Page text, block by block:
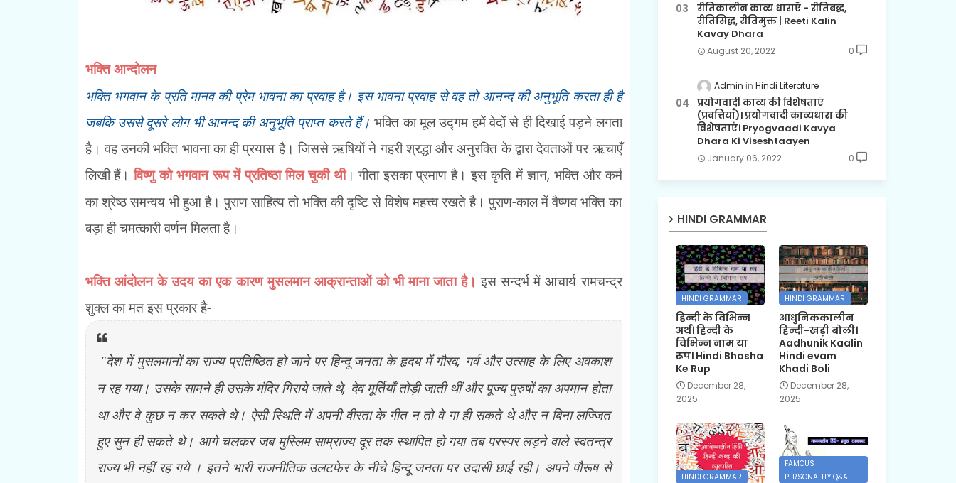
भक्ति आन्दोलन
भक्ति भगवान के प्रति मानव की प्रेम भावना का प्रवाह है। इस भावना प्रवाह से वह तो आनन्द की अनुभूति करता ही है
जबकि उससे दूसरे लोग भी आनन्द की अनुभूति प्राप्त करते हैं।भक्ति का मूल उद्गम हमें वेदों से ही दिखाई पड़ने लगता
है। वह उनकी भक्ति भावना का ही प्रयास है। जिससे ऋषियों ने गहरी श्रद्धा और अनुरक्ति के द्वारा देवताओं पर ऋचाएँ
लिखी हैं।विष्णु को भगवान रूप में प्रतिष्ठा मिल चुकी थी। गीता इसका प्रमाण है। इस कृति में ज्ञान, भक्ति और कर्म
का श्रेष्ठ समन्वय भी हुआ है। पुराण साहित्य तो भक्ति की दृष्टि से विशेष महत्त्व रखते है। पुराण-काल में वैष्णव भक्ति का
बड़ा ही चमत्कारी वर्णन मिलता है।
भक्ति आंदोलन के उदय का एक कारण मुसलमान आक्रान्ताओं को भी माना जाता है। इस सन्दर्भ में आचार्य रामचन्द्र
शुक्ल का मत इस प्रकार है-
"देश में मुसलमानों का राज्य प्रतिष्ठित हो जाने पर हिन्दू जनता के हृदय में गौरव, गर्व और उत्साह के लिए अवकाश
न रह गया। उसके सामने ही उसके मंदिर गिराये जाते थे, देव मूर्तियाँ तोड़ी जाती थीं और पूज्य पुरुषों का अपमान होता
था और वे कुछ न कर सकते थे। ऐसी स्थिति में अपनी वीरता के गीत न तो वे गा ही सकते थे और न बिना लज्जित
हुए सुन ही सकते थे। आगे चलकर जब मुस्लिम साम्राज्य दूर तक स्थापित हो गया तब परस्पर लड़ने वाले स्वतन्त्र
राज्य भी नहीं रह गये । इतने भारी राजनीतिक उलटफेर के नीचे हिन्दू जनता पर उदासी छाई रही। अपने पौरूष से
रीतिकालीन काव्य धाराएँ - रीतिबद्ध,
रीतिसिद्ध, रीतिमुक्त | Reeti Kalin
Kavay Dhara
August 20, 2022 0
Admin Hindi Literature
प्रयोगवादी काव्य की विशेषताएँ
(प्रवत्तियाँ)। प्रयोगवादी काव्यधारा की
विशेषताएं। Pryogvaadi Kavya
Dhara Ki Viseshtaayen
January 06, 2022 0
HINDI GRAMMAR
HINDI GRAMMAR
हिन्दी के विभिन्न
अर्थ। हिन्दी के
विभिन्न नाम या
रूप। Hindi Bhasha
Ke Rup
December 28,
2025
HINDI GRAMMAR
आधुनिककालीन
हिन्दी-खड़ी बोली।
Aadhunik Kaalin
Hindi evam
Khadi Boli
December 28,
2025
HINDI GRAMMAR
FAMOUS
PERSONALITY Q&A